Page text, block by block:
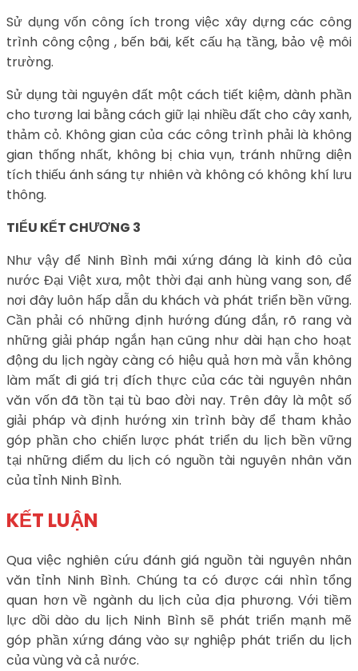
Sử dụng vốn công ích trong việc xây dựng các công
trình công cộng , bến bãi, kết cấu hạ tầng, bảo vệ môi
trường.
Sử dụng tài nguyên đất một cách tiết kiệm, dành phần
cho tương lai bằng cách giữ lại nhiều đất cho cây xanh,
thảm cỏ. Không gian của các công trình phải là không
gian thống nhất, không bị chia vụn, tránh những diện
tích thiếu ánh sáng tự nhiên và không có không khí lưu
thông.
TIỂU KẾT CHƯƠNG 3
Như vậy để Ninh Bình mãi xứng đáng là kinh đô của
nước Đại Việt xưa, một thời đại anh hùng vang son, để
nơi đây luôn hấp dẫn du khách và phát triển bền vững.
Cần phải có những định hướng đúng đắn, rõ rang và
những giải pháp ngắn hạn cũng như dài hạn cho hoạt
động du lịch ngày càng có hiệu quả hơn mà vẫn không
làm mất đi giá trị đích thực của các tài nguyên nhân
văn vốn đã tồn tại tù bao đời nay. Trên đây là một số
giải pháp và định hướng xin trình bày để tham khảo
góp phần cho chiến lược phát triển du lịch bền vững
tại những điểm du lịch có nguồn tài nguyên nhân văn
của tỉnh Ninh Bình.
KẾT LUẬN
Qua việc nghiên cứu đánh giá nguồn tài nguyên nhân
văn tỉnh Ninh Bình. Chúng ta có được cái nhìn tổng
quan hơn về ngành du lịch của địa phương. Với tiềm
lực dồi dào du lịch Ninh Bình sẽ phát triển mạnh mẽ
góp phần xứng đáng vào sự nghiệp phát triển du lịch
của vùng và cả nước.